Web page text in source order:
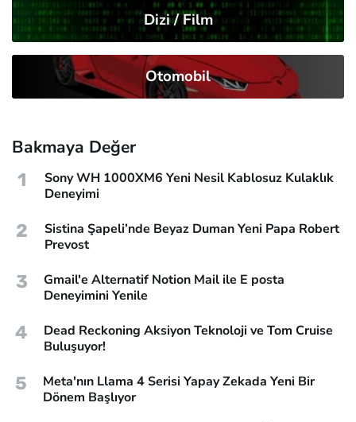
Dizi / Film
Otomobil
Bakmaya Değer
1
Sony WH 1000XM6 Yeni Nesil Kablosuz Kulaklık
Deneyimi
2
Sistina Şapeli’nde Beyaz Duman Yeni Papa Robert
Prevost
3
Gmail'e Alternatif Notion Mail ile E posta
Deneyimini Yenile
4
Dead Reckoning Aksiyon Teknoloji ve Tom Cruise
Buluşuyor!
5
Meta'nın Llama 4 Serisi Yapay Zekada Yeni Bir
Dönem Başlıyor